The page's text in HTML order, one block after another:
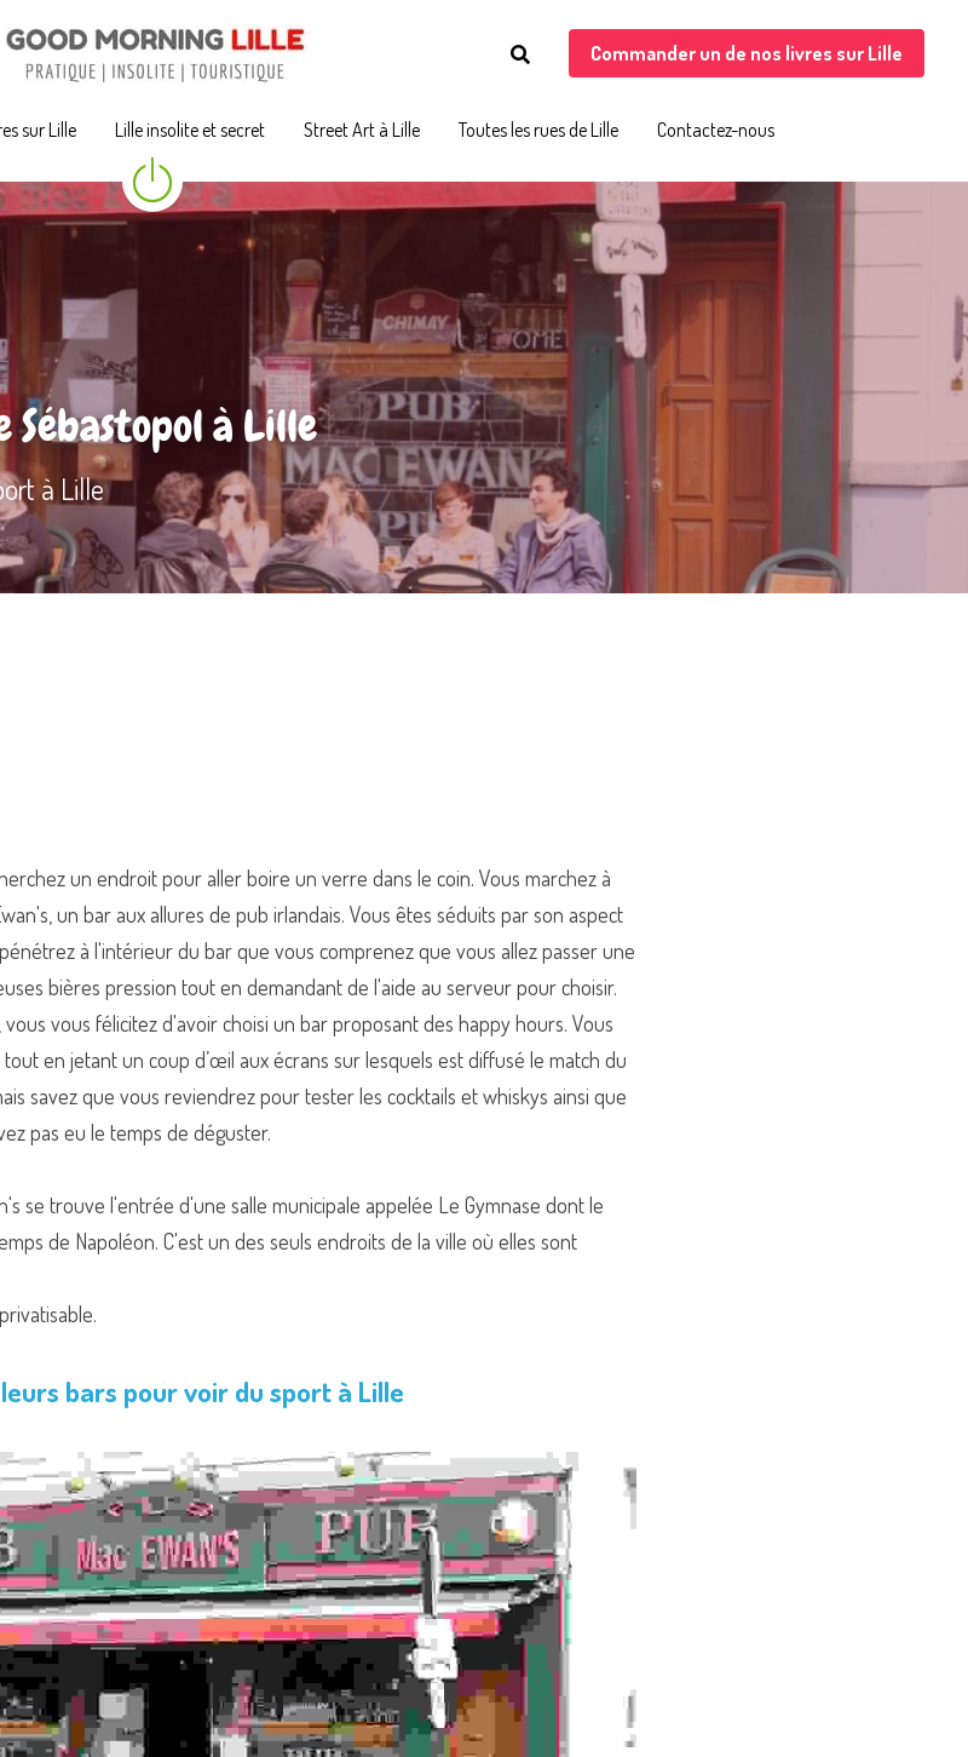
sur Lille Lille insolite et secret Street Art à Lille Toutes les rues de Lille Contactez-nous
Commander un de nos livres sur Lille
sur Lille Lille insolite et secret Street Art à Lille Toutes les rues de Lille Contactez-nous
Commander un de nos livres sur Lille
Sébastopol à Lille
à Lille
un endroit pour aller boire un verre dans le coin. Vous marchez à
un bar aux allures de pub irlandais. Vous êtes séduits par son aspect
à l'intérieur du bar que vous comprenez que vous allez passer une
bières pression tout en demandant de l'aide au serveur pour choisir.
vous félicitez d'avoir choisi un bar proposant des happy hours. Vous
en jetant un coup d’œil aux écrans sur lesquels est diffusé le match du
savez que vous reviendrez pour tester les cocktails et whiskys ainsi que
pas eu le temps de déguster.
se trouve l'entrée d'une salle municipale appelée Le Gymnase dont le
de Napoléon. C'est un des seuls endroits de la ville où elles sont
bars pour voir du sport à Lille